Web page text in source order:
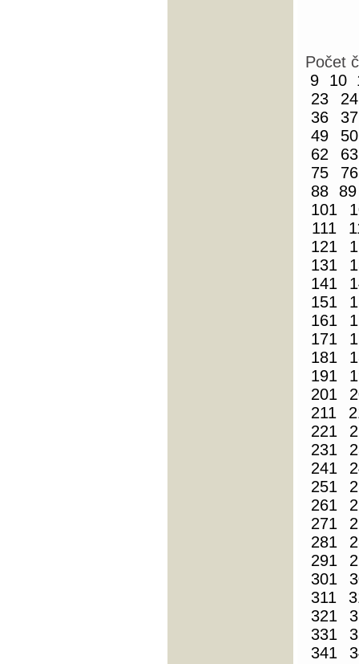
Počet
9
10
23
24
36
37
49
50
62
63
75
76
88
89
101
111
121
131
141
151
161
171
181
191
201
211
221
231
241
251
261
271
281
291
301
311
321
331
341